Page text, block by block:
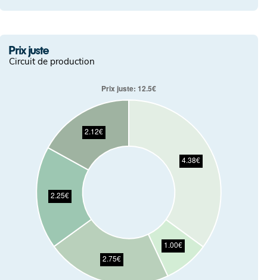
Prix juste
Circuit de production